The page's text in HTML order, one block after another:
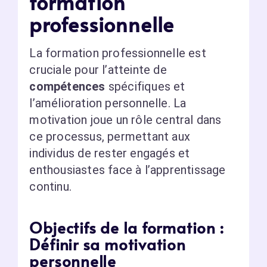
professionnelle
La formation professionnelle est
cruciale pour l’atteinte de
compétences spécifiques et
l’amélioration personnelle. La
motivation joue un rôle central dans
ce processus, permettant aux
individus de rester engagés et
enthousiastes face à l’apprentissage
continu.
Objectifs de la formation :
Définir sa motivation
personnelle